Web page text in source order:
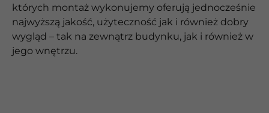
których montaż wykonujemy oferują jednocześnie
najwyższą jakość, użyteczność jak i również dobry
wygląd – tak na zewnątrz budynku, jak i również w
jego wnętrzu.